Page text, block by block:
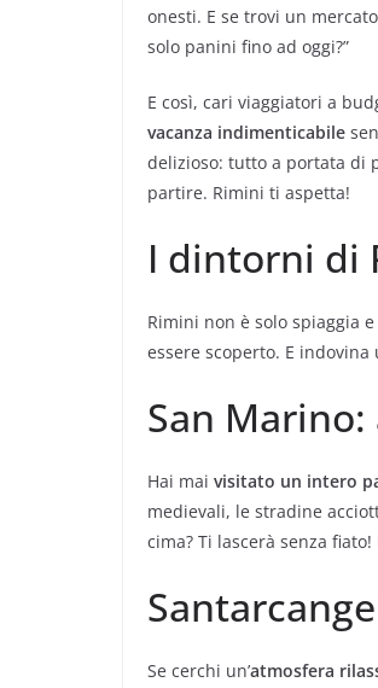
onesti. E se trovi un
solo panini fino ad oggi?”
E così, cari viaggiatori a
vacanza indimenticabile
delizioso: tutto a portata di
partire. Rimini ti aspetta!
I dintorni di
Rimini non è solo spiaggia
essere scoperto. E indovina
San
Hai mai visitato un intero
medievali, le stradine
cima? Ti lascerà senza
Se cerchi un’atmosfera